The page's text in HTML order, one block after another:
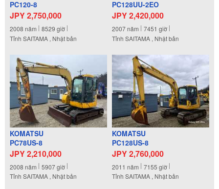
PC120-8
JPY 2,750,000
2008 năm 8529 giờ
Tỉnh SAITAMA , Nhật bản
PC128UU-2EO
JPY 2,420,000
2007năm 7451 giờ
Tỉnh SAITAMA , Nhật bản
KOMATSU
PC78US-8
JPY 2,210,000
2008 năm 5907giờ
Tỉnh SAITAMA , Nhật bản
KOMATSU
PC128US-8
JPY 2,760,000
2011 năm 7155 giờ
Tỉnh SAITAMA , Nhật bản